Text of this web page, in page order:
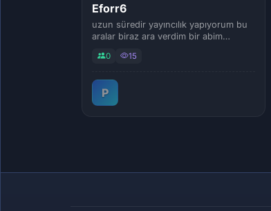
Eforr6
uzun süredir yayıncılık yapıyorum bu
aralar biraz ara verdim bir abim
0 15
P